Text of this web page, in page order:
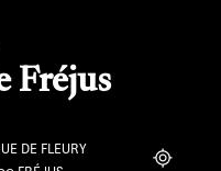
Fréjus
DE FLEURY
Localiser